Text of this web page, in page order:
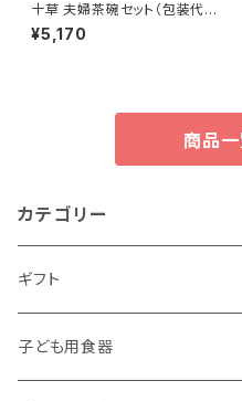
十草 夫婦茶碗セット（包装代込
み）
¥5,170
商品
カテゴリー
ギフト
子ども用食器